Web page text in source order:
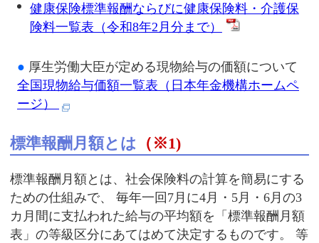
健康保険標準報酬ならびに健康保険料・介護保
険料一覧表（令和8年2月分まで）
● 厚生労働大臣が定める現物給与の価額について
全国現物給与価額一覧表（日本年金機構ホームペ
ージ）
標準報酬月額とは （※1)
標準報酬月額とは、社会保険料の計算を簡易にする
ための仕組みで、 毎年一回7月に4月・5月・6月の3
カ月間に支払われた給与の平均額を「標準報酬月額
表」の等級区分にあてはめて決定するものです。 等